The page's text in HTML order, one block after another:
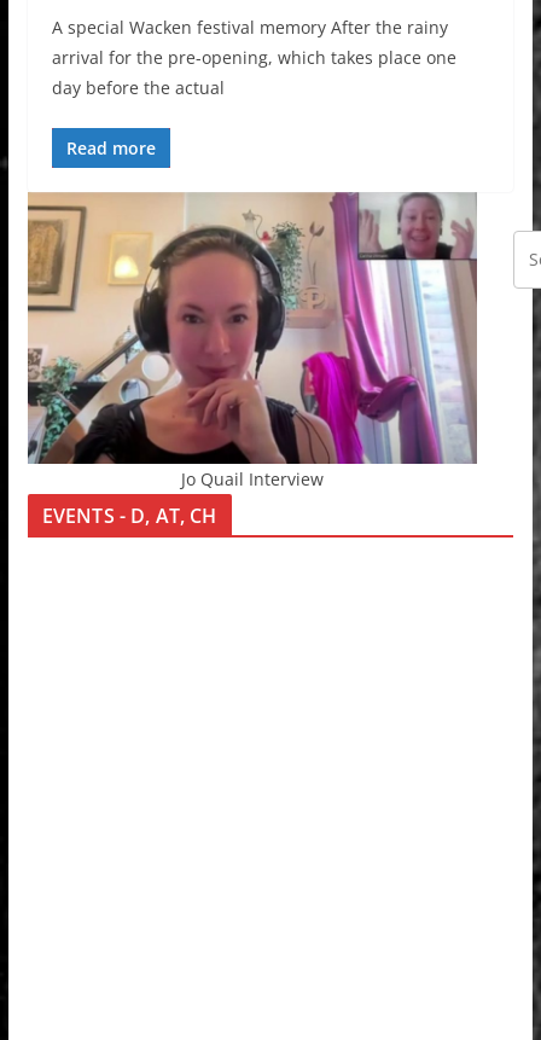
A special Wacken festival memory After the rainy
arrival for the pre-opening, which takes place one
day before the actual
Read more
Jo Quail Interview
EVENTS - D, AT, CH